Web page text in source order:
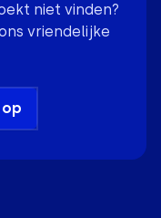
niet vinden?
vriendelijke